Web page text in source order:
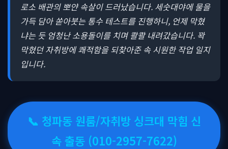
로소 배관의 뽀얀 속살이 드러났습니다. 세숫대야에 물을
가득 담아 쏟아붓는 통수 테스트를 진행하니, 언제 막혔
냐는 듯 엄청난 소용돌이를 치며 콸콸 내려갔습니다. 꽉
막혔던 자취방에 쾌적함을 되찾아준 속 시원한 작업 일지
입니다.
📞 청파동 원룸/자취방 싱크대 막힘 신
속 출동 (010-2957-7622)